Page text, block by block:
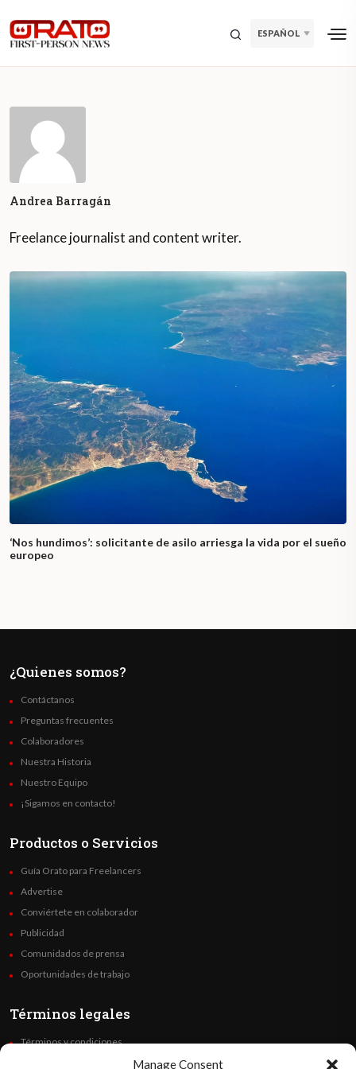
Manage Consent
ESPAÑOL
Andrea Barragán
Freelance journalist and content writer.
‘Nos hundimos’: solicitante de asilo arriesga la vida por el sueño
europeo
¿Quienes somos?
Contáctanos
Preguntas frecuentes
Colaboradores
Nuestra Historia
Nuestro Equipo
¡Sigamos en contacto!
Productos o Servicios
Guía Orato para Freelancers
Advertise
Conviértete en colaborador
Publicidad
Comunidados de prensa
Oportunidades de trabajo
Términos legales
Términos y condiciones